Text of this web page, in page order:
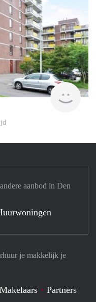
je makkelijk je
Partners
aanbod in Den